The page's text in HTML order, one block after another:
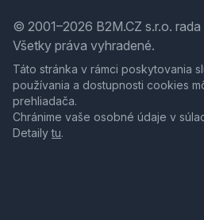
© 2001–2026 B2M.CZ s.r.o. rada
Všetky práva vyhradené.
Táto stránka v rámci poskytovania
používania a dostupnosti cookies
prehliadača.
Chránime vaše osobné údaje v
Detailytu.